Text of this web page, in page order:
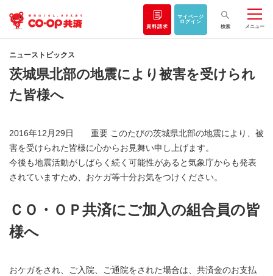
資料請求
マイページ
ログイン
検索
メニュー
ニューストピックス
茨城県北部の地震により被害を受けられ
た皆様へ
2016年12月29日 重要 このたびの茨城県北部の地震により、被
害を受けられた皆様に心からお見舞い申し上げます。
今後も地震活動がしばらく続く可能性があると気象庁からも発表
されていますため、おケガ等十分お気をつけください。
ＣＯ・ＯＰ共済にご加入の組合員の皆
様へ
おケガをされ、ご入院、ご通院をされた場合は、共済金のお支払